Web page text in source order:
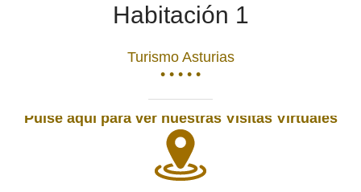
Habitación 1
Turismo Asturias
• • • • •
Pulse aquí para ver nuestras Visitas Virtuales